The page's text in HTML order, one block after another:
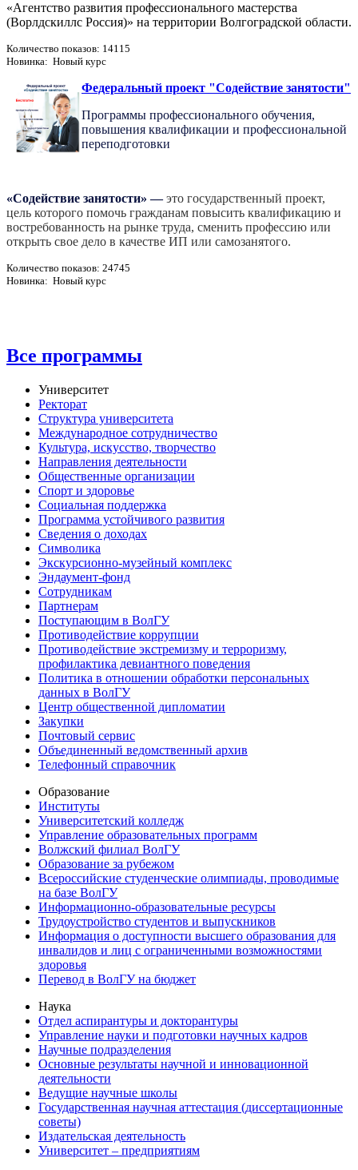
«Агентство развития профессионального мастерства
(Ворлдскиллс Россия)» на территории Волгоградской области.
Количество показов: 14115
Новинка: Новый курс
Федеральный проект "Содействие занятости"
Программы профессионального обучения,
повышения квалификации и профессиональной
переподготовки
«Содействие занятости» —это государственный проект,
цель которого помочь гражданам повысить квалификацию и
востребованность на рынке труда, сменить профессию или
открыть свое дело в качестве ИП или самозанятого.
Количество показов: 24745
Новинка: Новый курс
Все программы
Университет
Ректорат
Структура университета
Международное сотрудничество
Культура, искусство, творчество
Направления деятельности
Общественные организации
Спорт и здоровье
Социальная поддержка
Программа устойчивого развития
Сведения о доходах
Символика
Экскурсионно-музейный комплекс
Эндаумент-фонд
Сотрудникам
Партнерам
Поступающим в ВолГУ
Противодействие коррупции
Противодействие экстремизму и терроризму,
профилактика девиантного поведения
Политика в отношении обработки персональных
данных в ВолГУ
Центр общественной дипломатии
Закупки
Почтовый сервис
Объединенный ведомственный архив
Телефонный справочник
Образование
Институты
Университетский колледж
Управление образовательных программ
Волжский филиал ВолГУ
Образование за рубежом
Всероссийские студенческие олимпиады, проводимые
на базе ВолГУ
Информационно-образовательные ресурсы
Трудоустройство студентов и выпускников
Информация о доступности высшего образования для
инвалидов и лиц с ограниченными возможностями
здоровья
Перевод в ВолГУ на бюджет
Наука
Отдел аспирантуры и докторантуры
Управление науки и подготовки научных кадров
Научные подразделения
Основные результаты научной и инновационной
деятельности
Ведущие научные школы
Государственная научная аттестация (диссертационные
советы)
Издательская деятельность
Университет – предприятиям